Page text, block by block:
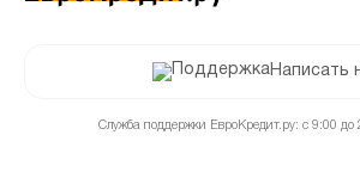
Написать
Служба поддержки ЕвроКредит.ру: с 9:00